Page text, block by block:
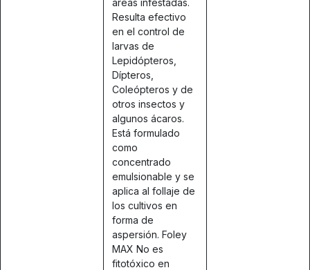
Resulta efectivo
en el control de
larvas de
Lepidópteros,
Dípteros,
Coleópteros y de
otros insectos y
algunos ácaros.
Está formulado
como
concentrado
emulsionable y se
aplica al follaje de
los cultivos en
forma de
aspersión. Foley
MAX No es
fitotóxico en